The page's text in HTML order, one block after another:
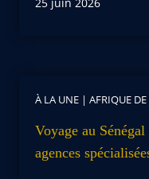
À LA UNE | AFRIQUE
Voyage au
agences